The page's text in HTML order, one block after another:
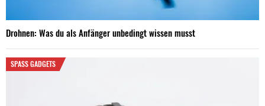
Drohnen: Was du als Anfänger unbedingt wissen musst
SPASS GADGETS